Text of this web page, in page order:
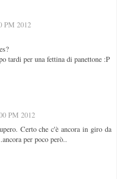
PM 2012
tardi per una fettina di panettone :P
PM 2012
Certo che c'è ancora in giro da
per poco però..